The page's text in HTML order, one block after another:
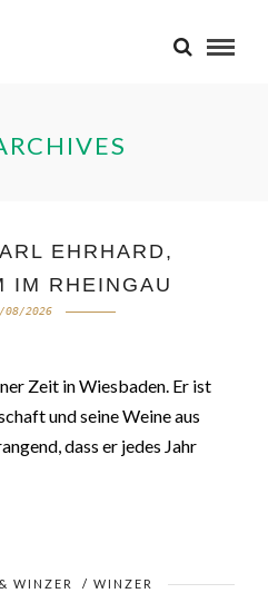
EHRHARD,
IM RHEINGAU
08/2026
Zeit in Wiesbaden. Er ist
und seine Weine aus
dass er jedes Jahr
WINZER / WINZER